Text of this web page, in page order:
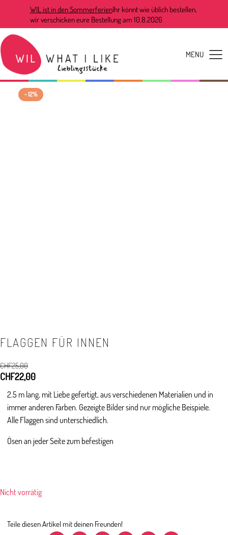
WIL ist in den SommerferienIhr könnt wie üblich bestellen,
wir verschicken eure Bestellung am 10.8.2026
- 12%
FLAGGEN FÜR INNEN
CHF25,00
Ursprünglicher
war:
CHF25,00
CHF22,00Aktueller
ist:
CHF22,00.
2.5 m lang, mit Liebe gefertigt, aus verschiedenen Materialien und in
immer anderen Farben. Gezeigte Bilder sind nur mögliche Beispiele.
Alle Flaggen sind unterschiedlich.
Ösen an jeder Seite zum befestigen
Nicht vorrätig
Teile diesen Artikel mit deinen Freunden!